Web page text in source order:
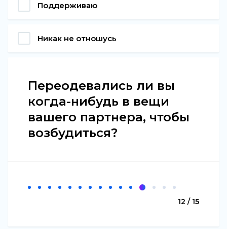
Поддерживаю
Никак не отношусь
Переодевались ли вы
когда-нибудь в вещи
вашего партнера, чтобы
возбудиться?
12 / 15